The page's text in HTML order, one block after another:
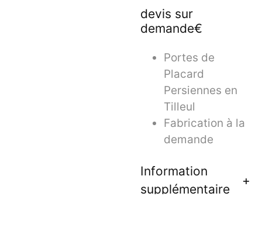
devis sur
demande€
Portes de
Placard
Persiennes en
Tilleul
Fabrication à la
demande
Information
supplémentaire